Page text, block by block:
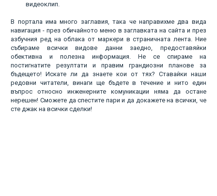
видеоклип.
В портала има много заглавия, така че направихме два вида
навигация - през обичайното меню в заглавката на сайта и през
азбучния ред на облака от маркери в страничната лента. Ние
събираме всички видове данни заедно, предоставяйки
обективна и полезна информация. Не се спираме на
постигнатите резултати и правим грандиозни планове за
бъдещето! Искате ли да знаете кои от тях? Ставайки наши
редовни читатели, винаги ще бъдете в течение и нито един
въпрос относно инженерните комуникации няма да остане
нерешен! Сможете да спестите пари и да докажете на всички, че
сте джак на всички сделки!